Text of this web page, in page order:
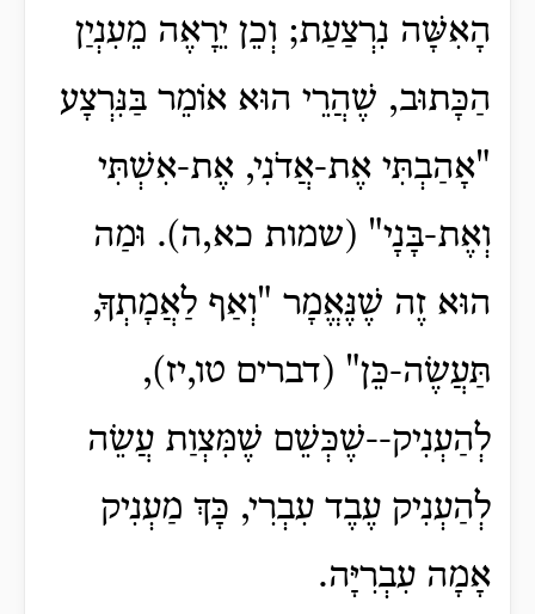
הָאִשָּׁה נִרְצַעַת; וְכֵן יֵרָאֶה מֵעִנְיַן
הַכָּתוּב, שֶׁהֲרֵי הוּא אוֹמֵר בַּנִּרְצָע
"אָהַבְתִּי אֶת-אֲדֹנִי, אֶת-אִשְׁתִּי
וְאֶת-בָּנָי" (שמות כא,ה). וּמַה
הוּא זֶה שֶׁנֶּאֱמָר "וְאַף לַאֲמָתְךָ,
תַּעֲשֶׂה-כֵּן" (דברים טו,יז),
לְהַעְנִיק--שֶׁכְּשֵׁם שֶׁמִּצְוַת עֲשֵׂה
לְהַעְנִיק עֶבֶד עִבְרִי, כָּךְ מַעְנִיק
אָמָה עִבְרִיָּה.